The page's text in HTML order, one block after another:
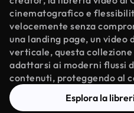
cinematografico e
velocemente senza
una landing page, un video
verticale, questa
adattarsi ai moderni flussi
contenuti, proteggendo al
Esplora la